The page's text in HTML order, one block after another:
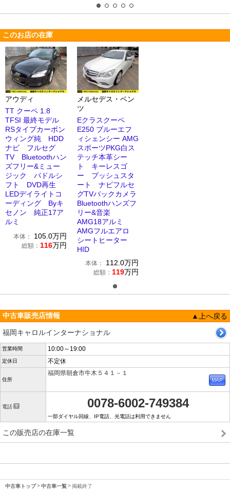
このお店の在庫
アウディ
TT クーペ 1.8
TFSI 最終モデル
RSタイプカーボン
ウィング純 HDD
ナビ フルセグ
TV Bluetoothハン
ズフリー&ミュー
ジック パドルシ
フト DVD再生
LEDデイライトコ
ーディング Byキ
セノン 純正17ア
ルミ
本体： 105.0万円
総額： 116万円
メルセデス・ベン
ツ
Eクラスクーペ
E250 ブルーエフ
ィシェンシー AMG
スポーツPKG白ス
テッチ本革シー
ト キーレスゴ
ー プッシュスタ
ート ナビフルセ
グTVバックカメラ
Bluetoothハンズフ
リー&音楽
AMG18アルミ
AMGフルエアロ
シートヒーター
HID
本体： 112.0万円
総額： 119万円
中古車販売店情報
▲上へ戻る
福岡キャロルインターナショナル
営業時間 10:00～19:00
定休日 不定休
住所
福岡県朝倉市牛木５４１－１
電話 0078-6002-749384
一部ダイヤル回線、IP電話、光電話は利用できません
この販売店の在庫一覧
中古車トップ 中古車一覧 掲載終了